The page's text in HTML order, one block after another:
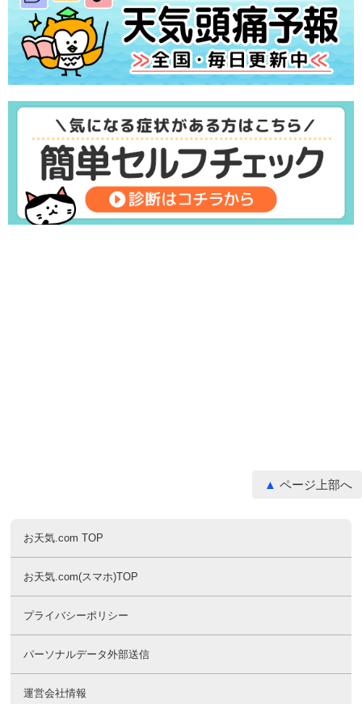
ページ上部へ
お天気.com TOP
お天気.com(スマホ)TOP
プライバシーポリシー
パーソナルデータ外部送信
運営会社情報